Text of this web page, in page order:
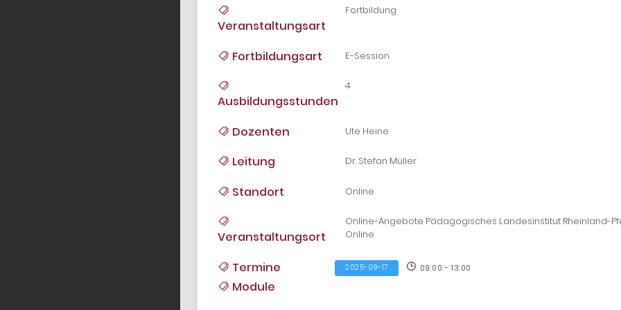
Veranstaltungsart
Fortbildung
Fortbildungsart E-Session
Ausbildungsstunden
4
Dozenten Ute Heine
Leitung Dr. Stefan Müller
Standort Online
Veranstaltungsort
Online-Angebote Pädagogisches Landesinstitut Rheinland-
Online
Termine 2025-09-17 09:00 - 13:00
Module